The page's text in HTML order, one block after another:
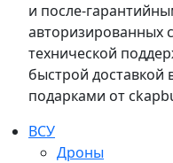
и после-
авторизированных
технической
быстрой доставкой
подарками от
ВСУ
Дроны